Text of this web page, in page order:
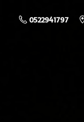
0522941797